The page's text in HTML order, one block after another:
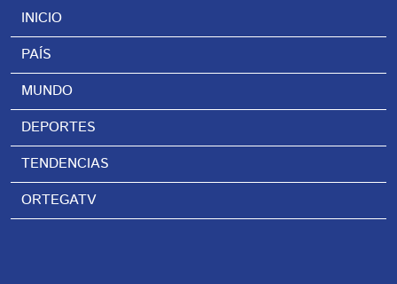
INICIO
PAÍS
MUNDO
DEPORTES
TENDENCIAS
ORTEGATV